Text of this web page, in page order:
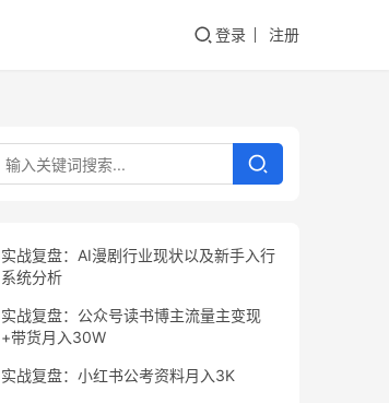
登录 注册
实战复盘：AI漫剧行业现状以及新手入行
系统分析
实战复盘：公众号读书博主流量主变现
+带货月入30W
实战复盘：小红书公考资料月入3K